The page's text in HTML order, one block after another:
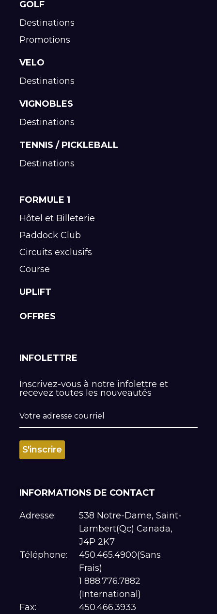
GOLF
Destinations
Promotions
VELO
Destinations
VIGNOBLES
Destinations
TENNIS / PICKLEBALL
Destinations
FORMULE 1
Hôtel et Billeterie
Paddock Club
Circuits exclusifs
Course
UPLIFT
OFFRES
INFOLETTRE
Inscrivez-vous à notre infolettre et
recevez toutes les nouveautés
INFORMATIONS DE CONTACT
Adresse:
538 Notre-Dame, Saint-
Lambert(Qc) Canada,
J4P 2K7
Téléphone:
450.465.4900(Sans
Frais)
1 888.776.7882
(International)
Fax:
450.466.3933